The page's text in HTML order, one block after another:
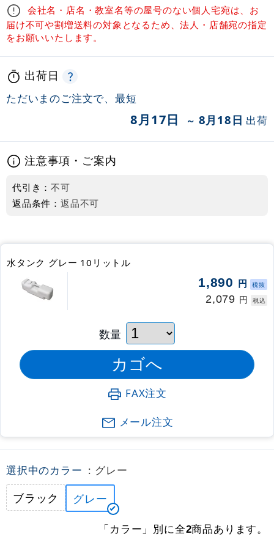
会社名・店名・教室名等の屋号のない個人宅宛は、お
届け不可や割増送料の対象となるため、法人・店舗宛の指定
をお願いいたします。
出荷日
ただいまのご注文で、最短
8月17日 ～ 8月18日 出荷
注意事項・ご案内
代引き：不可
返品条件： 返品不可
水タンク グレー 10リットル
1,890 円 税抜
2,079 円 税込
数量
FAX注文
メール注文
選択中のカラー : グレー
ブラック グレー
「カラー」別に全2商品あります。